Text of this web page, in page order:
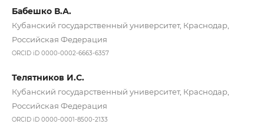
Бабешко В.А.
Кубанский государственный университет, Краснодар,
Российская Федерация
ORCID iD 0000-0002-6663-6357
Телятников И.С.
Кубанский государственный университет, Краснодар,
Российская Федерация
ORCID iD 0000-0001-8500-2133